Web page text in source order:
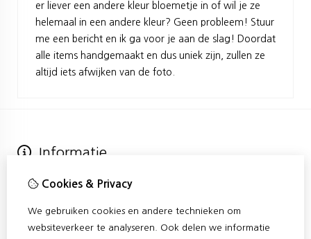
er liever een andere kleur bloemetje in of wil je ze
helemaal in een andere kleur? Geen probleem! Stuur
me een bericht en ik ga voor je aan de slag! Doordat
alle items handgemaakt en dus uniek zijn, zullen ze
altijd iets afwijken van de foto.
Informatie
Verzending
Klantenservice
Cookies & Privacy
We gebruiken cookies en andere technieken om
websiteverkeer te analyseren. Ook delen we informatie